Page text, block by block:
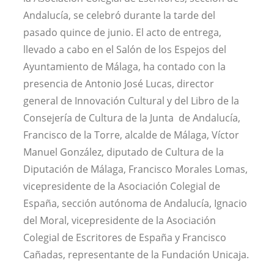
Andalucía, se celebró durante la tarde del
pasado quince de junio. El acto de entrega,
llevado a cabo en el Salón de los Espejos del
Ayuntamiento de Málaga, ha contado con la
presencia de Antonio José Lucas, director
general de Innovación Cultural y del Libro de la
Consejería de Cultura de la Junta de Andalucía,
Francisco de la Torre, alcalde de Málaga, Víctor
Manuel González, diputado de Cultura de la
Diputación de Málaga, Francisco Morales Lomas,
vicepresidente de la Asociación Colegial de
España, sección autónoma de Andalucía, Ignacio
del Moral, vicepresidente de la Asociación
Colegial de Escritores de España y Francisco
Cañadas, representante de la Fundación Unicaja.